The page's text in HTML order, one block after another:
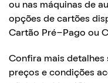
ou nas máquinas de
opções de cartões
Cartão Pré-Pago ou
Confira mais detalhes
preços e condições